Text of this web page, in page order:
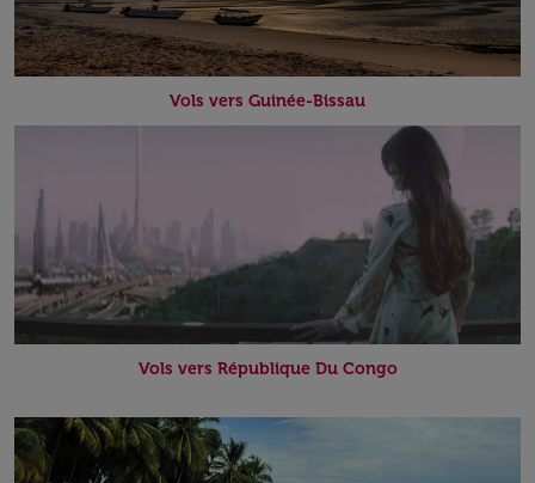
Vols vers Guinée-Bissau
Vols vers République Du Congo